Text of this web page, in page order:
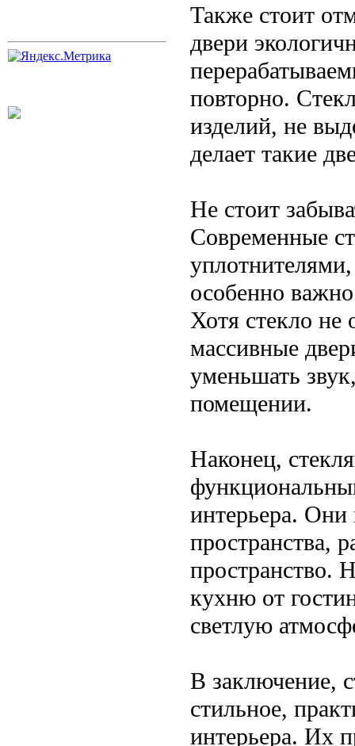
Также стоит
двери
повторно.
изделий, не
делает такие
Не стоит
Современные
особенно
Хотя стекло не
массивные
уменьшать
помещении.
Наконец,
интерьера. Они
пространства,
пространство.
кухню от
светлую
В заключение,
стильное,
интерьера. Их